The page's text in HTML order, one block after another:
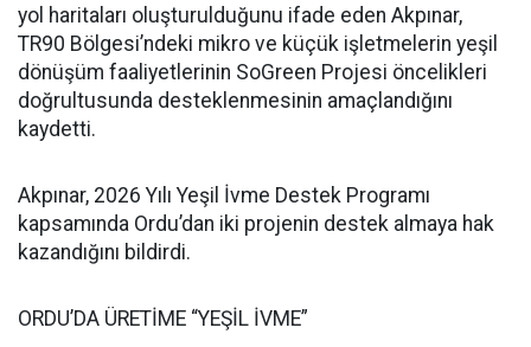
yol haritaları oluşturulduğunu ifade eden Akpınar,
TR90 Bölgesi’ndeki mikro ve küçük işletmelerin yeşil
dönüşüm faaliyetlerinin SoGreen Projesi öncelikleri
doğrultusunda desteklenmesinin amaçlandığını
kaydetti.
Akpınar, 2026 Yılı Yeşil İvme Destek Programı
kapsamında Ordu’dan iki projenin destek almaya hak
kazandığını bildirdi.
ORDU’DA ÜRETİME “YEŞİL İVME”